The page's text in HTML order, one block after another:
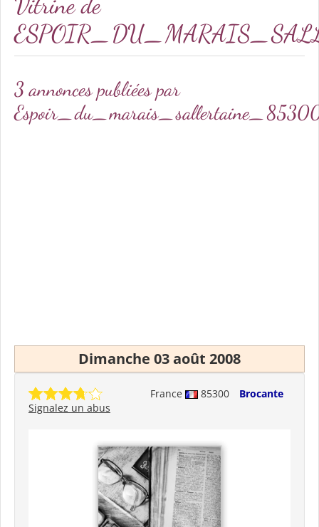
3 annonces publiées par
Dimanche 03 août 2008
France 85300
Brocante
Signalez un abus